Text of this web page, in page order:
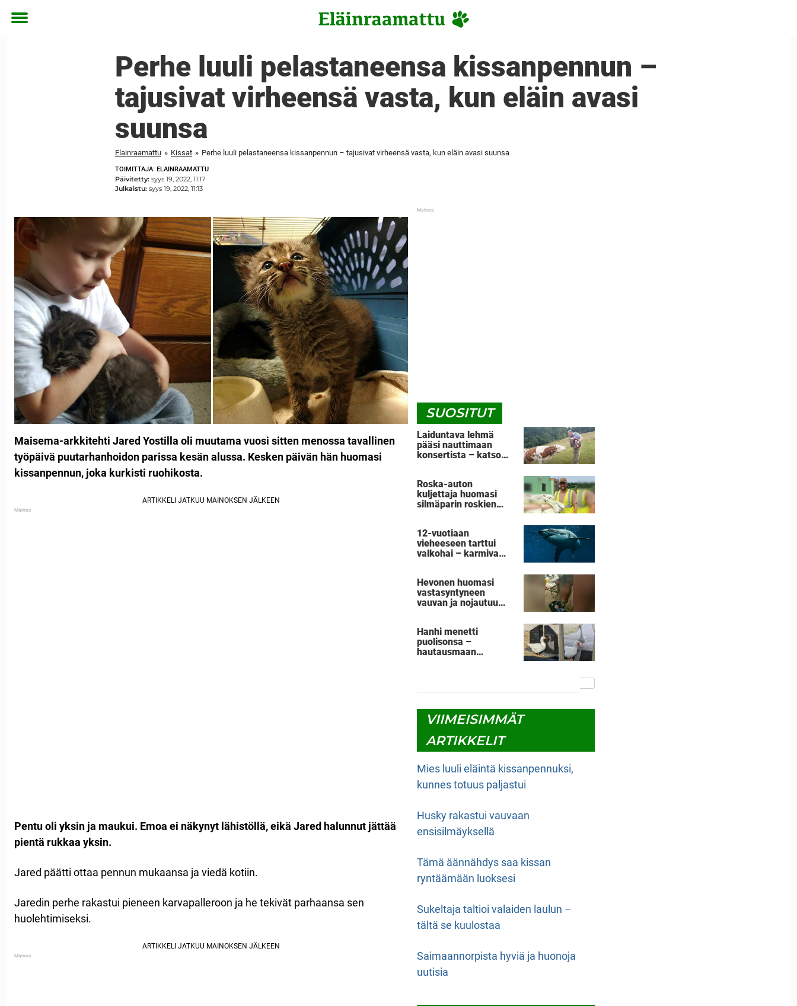
Toggle
Perhe luuli pelastaneensa kissanpennun –
tajusivat virheensä vasta, kun eläin avasi
suunsa
Elainraamattu » Kissat » Perhe luuli pelastaneensa kissanpennun – tajusivat virheensä vasta, kun eläin avasi suunsa
TOIMITTAJA: ELAINRAAMATTU
Päivitetty: syys 19, 2022, 11:17
Julkaistu: syys 19, 2022, 11:13
Maisema-arkkitehti Jared Yostilla oli muutama vuosi sitten menossa tavallinen
työpäivä puutarhanhoidon parissa kesän alussa. Kesken päivän hän huomasi
kissanpennun, joka kurkisti ruohikosta.
Pentu oli yksin ja maukui. Emoa ei näkynyt lähistöllä, eikä Jared halunnut jättää
pientä rukkaa yksin.
Jared päätti ottaa pennun mukaansa ja viedä kotiin.
Jaredin perhe rakastui pieneen karvapalleroon ja he tekivät parhaansa sen
huolehtimiseksi.
SUOSITUT
Laiduntava lehmä
pääsi nauttimaan
konsertista – katso
haitarin
Roska-auton
kuljettaja huomasi
silmäparin roskien
kohtalolta
12-vuotiaan
vieheeseen tarttui
valkohai – karmiva
Hevonen huomasi
vastasyntyneen
vauvan ja nojautuu
astuvat kuvaan
Hanhi menetti
puolisonsa –
hautausmaan
VIIMEISIMMÄT
ARTIKKELIT
Mies luuli eläintä kissanpennuksi,
kunnes totuus paljastui
Husky rakastui vauvaan
ensisilmäyksellä
Tämä äännähdys saa kissan
ryntäämään luoksesi
Sukeltaja taltioi valaiden laulun –
tältä se kuulostaa
Saimaannorpista hyviä ja huonoja
uutisia